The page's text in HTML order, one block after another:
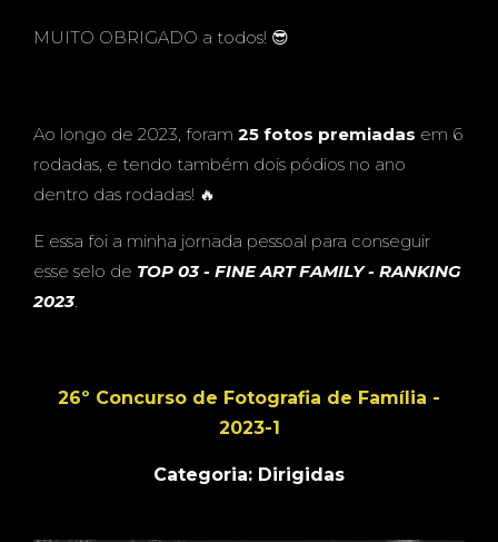
MUITO OBRIGADO a todos! 😎
Ao longo de 2023, foram 25 fotos premiadas em 6
rodadas, e tendo também dois pódios no ano
dentro das rodadas! 🔥
E essa foi a minha jornada pessoal para conseguir
esse selo de TOP 03 - FINE ART FAMILY - RANKING
2023.
26º Concurso de Fotografia de Família -
2023-1
Categoria: Dirigidas